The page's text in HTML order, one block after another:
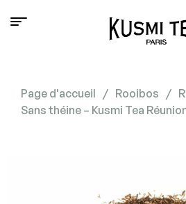
Page d'accueil / Rooibos /
Sans théine – Kusmi Tea